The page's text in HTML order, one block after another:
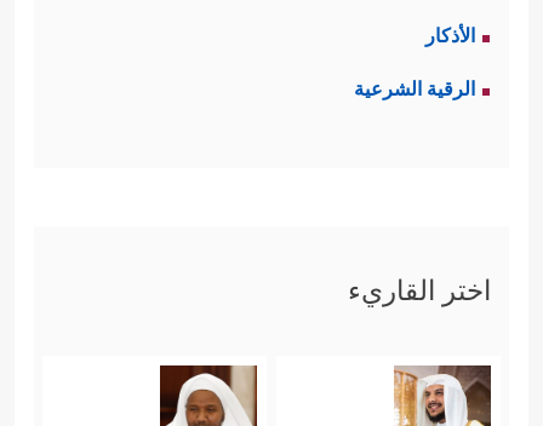
الأذكار
الرقية الشرعية
اختر القاريء